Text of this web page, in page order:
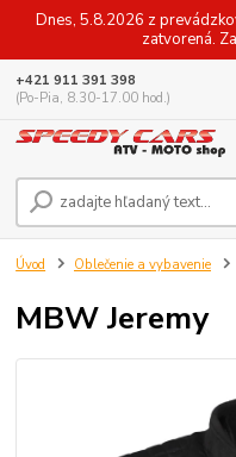
Dnes, 5.8.2026 z
zatvorená.
+421 911 391 398
(Po-Pia, 8.30-17.00 hod.)
Úvod Oblečenie a vybavenie
MBW Jeremy